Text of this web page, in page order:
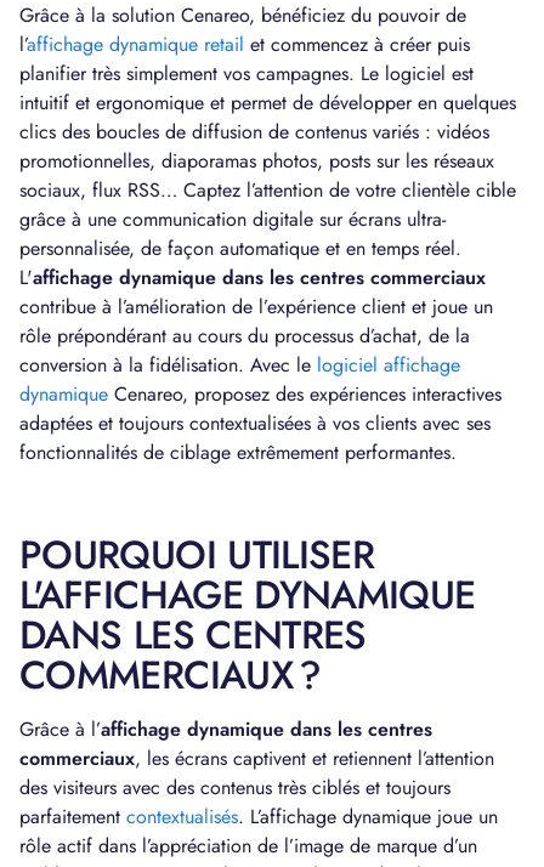
Grâce à la solution Cenareo, bénéficiez du pouvoir de
l’affichage dynamique retail et commencez à créer puis
planifier très simplement vos campagnes. Le logiciel est
intuitif et ergonomique et permet de développer en quelques
clics des boucles de diffusion de contenus variés : vidéos
promotionnelles, diaporamas photos, posts sur les réseaux
sociaux, flux RSS… Captez l’attention de votre clientèle cible
grâce à une communication digitale sur écrans ultra-
personnalisée, de façon automatique et en temps réel.
L'affichage dynamique dans les centres commerciaux
contribue à l’amélioration de l’expérience client et joue un
rôle prépondérant au cours du processus d’achat, de la
conversion à la fidélisation. Avec le logiciel affichage
dynamique Cenareo, proposez des expériences interactives
adaptées et toujours contextualisées à vos clients avec ses
fonctionnalités de ciblage extrêmement performantes.
POURQUOI UTILISER
L'AFFICHAGE DYNAMIQUE
DANS LES CENTRES
COMMERCIAUX ?
Grâce à l’affichage dynamique dans les centres
commerciaux, les écrans captivent et retiennent l’attention
des visiteurs avec des contenus très ciblés et toujours
parfaitement contextualisés. L’affichage dynamique joue un
rôle actif dans l’appréciation de l’image de marque d’un